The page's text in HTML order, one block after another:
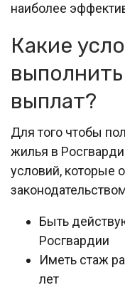
наиболее
Какие
выплат?
Для того чтобы
жилья в
условий, которые
Быть
Росгвардии
Иметь стаж
лет